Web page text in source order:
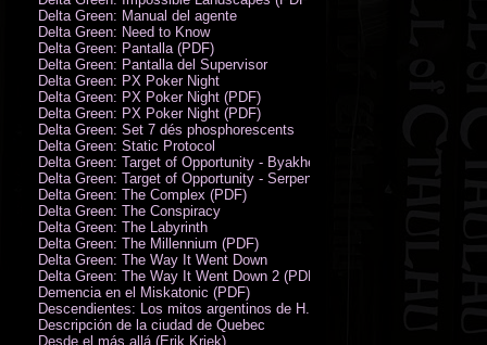
Delta Green: Manual del agente
Delta Green: Need to Know
Delta Green: Pantalla (PDF)
Delta Green: Pantalla del Supervisor
Delta Green: PX Poker Night
Delta Green: PX Poker Night (PDF)
Delta Green: PX Poker Night (PDF)
Delta Green: Set 7 dés phosphorescents
Delta Green: Static Protocol
Delta Green: Target of Opportunity - Byakhee
Delta Green: Target of Opportunity - Serpent Man
Delta Green: The Complex (PDF)
Delta Green: The Conspiracy
Delta Green: The Labyrinth
Delta Green: The Millennium (PDF)
Delta Green: The Way It Went Down
Delta Green: The Way It Went Down 2 (PDF)
Demencia en el Miskatonic (PDF)
Descendientes: Los mitos argentinos de H.P. Lovecraft
Descripción de la ciudad de Quebec
Desde el más allá (Erik Kriek)